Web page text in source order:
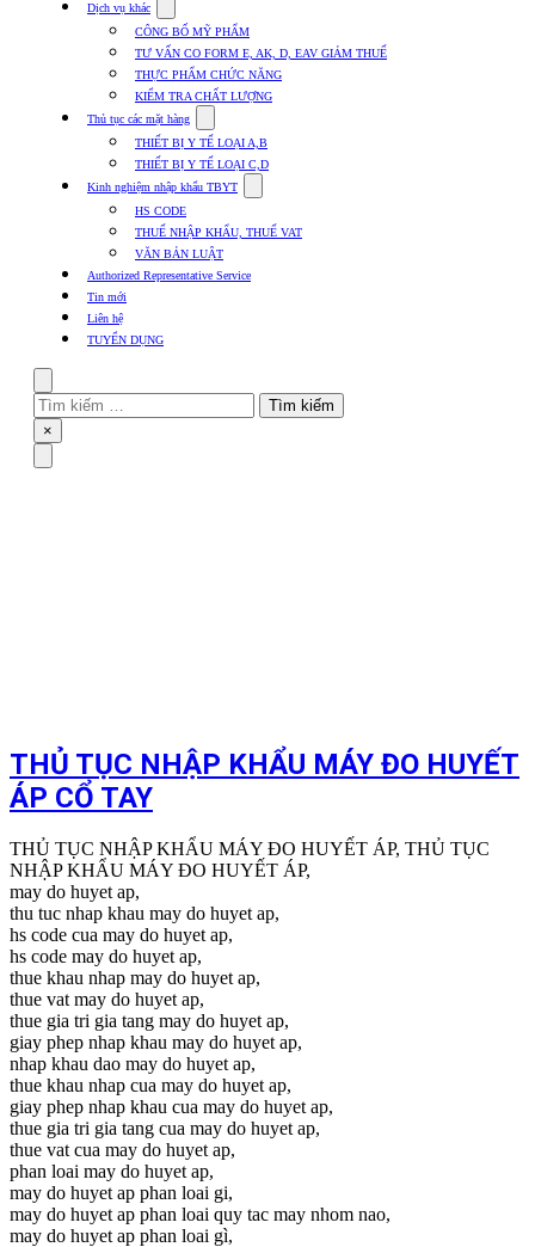
TBYT
Dịch vụ khác
submenu
for
Dịch
vụ
khác
CÔNG BỐ MỸ PHẨM
TƯ VẤN CO FORM E, AK, D, EAV GIẢM THUẾ
THỰC PHẨM CHỨC NĂNG
KIỂM TRA CHẤT LƯỢNG
Thủ tục các mặt hàng
submenu
for
Thủ
tục
mặt
hàng
THIẾT BỊ Y TẾ LOẠI A,B
THIẾT BỊ Y TẾ LOẠI C,D
Kinh nghiệm nhập khẩu TBYT
submenu
Kinh
HS CODE
THUẾ NHẬP KHẨU, THUẾ VAT
VĂN BẢN LUẬT
Authorized Representative Service
Tin mới
Liên hệ
TUYỂN DỤNG
Tìm
kiếm
cho:
Close
×
THỦ TỤC NHẬP KHẨU MÁY ĐO HUYẾT
ÁP CỔ TAY
THỦ TỤC NHẬP KHẨU MÁY ĐO HUYẾT ÁP, THỦ TỤC
NHẬP KHẨU MÁY ĐO HUYẾT ÁP,
may do huyet ap,
thu tuc nhap khau may do huyet ap,
hs code cua may do huyet ap,
hs code may do huyet ap,
thue khau nhap may do huyet ap,
thue vat may do huyet ap,
thue gia tri gia tang may do huyet ap,
giay phep nhap khau may do huyet ap,
nhap khau dao may do huyet ap,
thue khau nhap cua may do huyet ap,
giay phep nhap khau cua may do huyet ap,
thue gia tri gia tang cua may do huyet ap,
thue vat cua may do huyet ap,
phan loai may do huyet ap,
may do huyet ap phan loai gi,
may do huyet ap phan loai quy tac may nhom nao,
may do huyet ap phan loai gì,